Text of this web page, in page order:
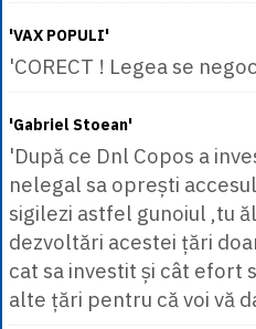
'VAX POPULI'
'CORECT ! Legea se
'Gabriel Stoean'
'După ce Dnl Copos a
nelegal sa oprești
sigilezi astfel gunoiul ,tu
dezvoltări acestei țări
cat sa investit și cât efort
alte țări pentru că voi vă